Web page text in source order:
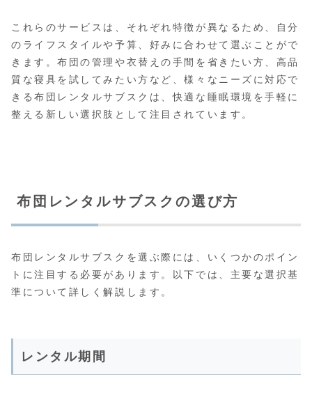
これらのサービスは、それぞれ特徴が異なるため、自分
のライフスタイルや予算、好みに合わせて選ぶことがで
きます。布団の管理や衣替えの手間を省きたい方、高品
質な寝具を試してみたい方など、様々なニーズに対応で
きる布団レンタルサブスクは、快適な睡眠環境を手軽に
整える新しい選択肢として注目されています。
布団レンタルサブスクの選び方
布団レンタルサブスクを選ぶ際には、いくつかのポイン
トに注目する必要があります。以下では、主要な選択基
準について詳しく解説します。
レンタル期間